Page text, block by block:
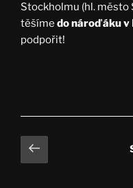
Stockholmu (hl. město
těšíme do nároďáku v
podpořit!
Předchozí
stránka